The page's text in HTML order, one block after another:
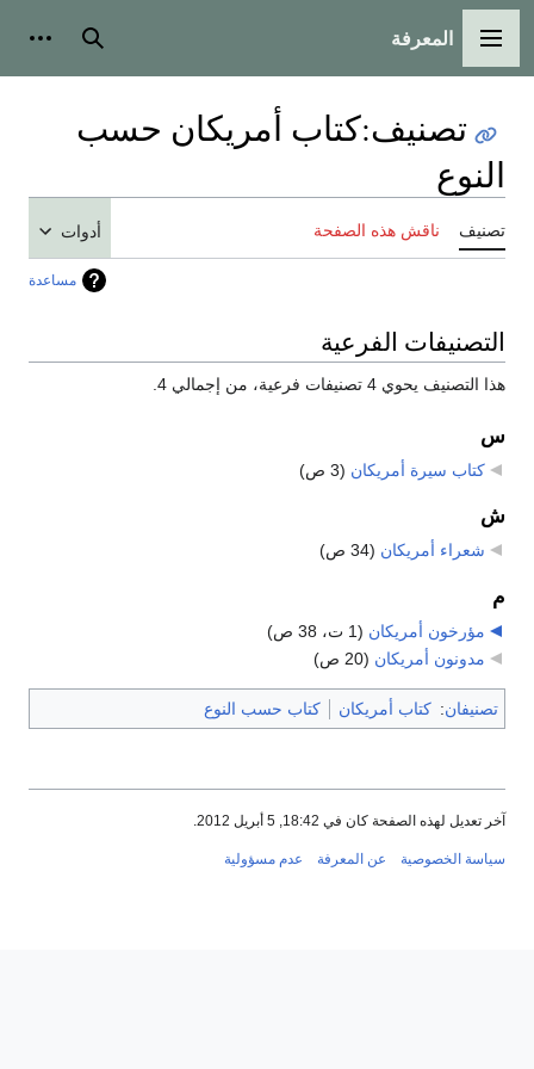
القائمة الرئيسية
المعرفة بحث
تصنيف:كتاب أمريكان حسب
النوع
تصنيف ناقش هذه الصفحة أدوات
مساعدة
التصنيفات الفرعية
هذا التصنيف يحوي 4 تصنيفات فرعية، من إجمالي 4.
س
كتاب سيرة أمريكان (3 ص)
ش
شعراء أمريكان (34 ص)
م
مؤرخون أمريكان (1 ت، 38 ص)
مدونون أمريكان (20 ص)
تصنيفان: كتاب أمريكان كتاب حسب النوع
آخر تعديل لهذه الصفحة كان في 18:42, 5 أبريل 2012.
سياسة الخصوصية عن المعرفة عدم مسؤولية